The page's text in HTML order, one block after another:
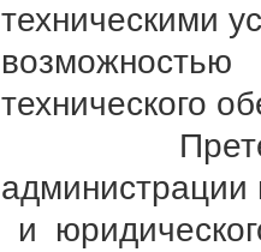
техническими
технического
Претензий
администрации
и